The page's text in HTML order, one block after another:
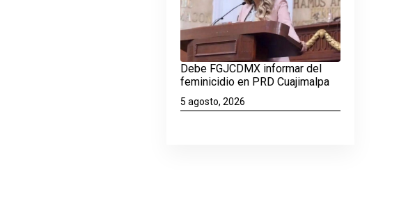
Debe FGJCDMX informar del
feminicidio en PRD Cuajimalpa
5 agosto, 2026